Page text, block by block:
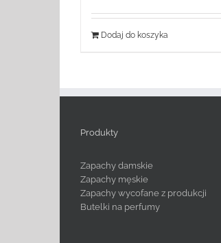
Dodaj do koszyka
Produkty
Zapachy damskie
Zapachy męskie
Zapachy wycofane z produkcji
Butelki na perfumy